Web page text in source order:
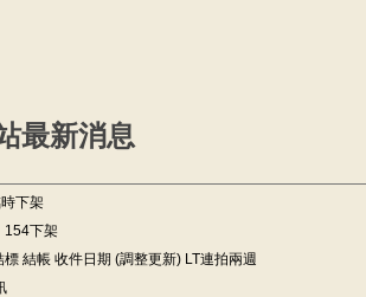
最新消息
下架
154下架
標 結帳 收件日期 (調整更新) LT連拍兩週